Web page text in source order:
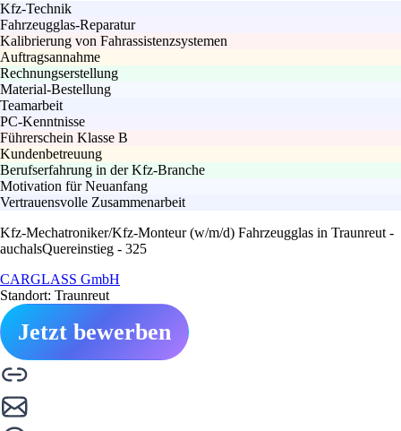
Kfz-Technik
Fahrzeugglas-Reparatur
Kalibrierung von Fahrassistenzsystemen
Auftragsannahme
Rechnungserstellung
Material-Bestellung
Teamarbeit
PC-Kenntnisse
Führerschein Klasse B
Kundenbetreuung
Berufserfahrung in der Kfz-Branche
Motivation für Neuanfang
Vertrauensvolle Zusammenarbeit
Kfz-Mechatroniker/Kfz-Monteur (w/m/d) Fahrzeugglas in Traunreut -
auchalsQuereinstieg - 325
CARGLASS GmbH
Standort: Traunreut
Jetzt bewerben